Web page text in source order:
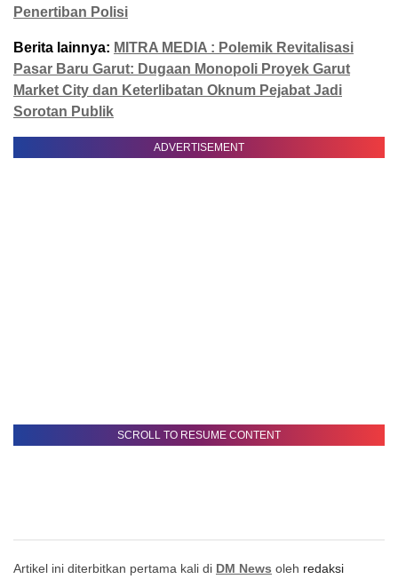
Penertiban Polisi
Berita lainnya: MITRA MEDIA : Polemik Revitalisasi
Pasar Baru Garut: Dugaan Monopoli Proyek Garut
Market City dan Keterlibatan Oknum Pejabat Jadi
Sorotan Publik
ADVERTISEMENT
SCROLL TO RESUME CONTENT
Artikel ini diterbitkan pertama kali di DM News oleh redaksi